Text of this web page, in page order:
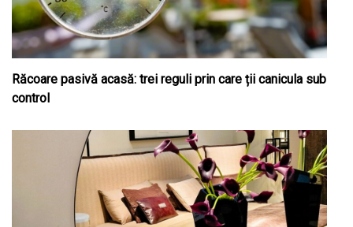
Răcoare pasivă acasă: trei reguli prin care ții canicula sub
control